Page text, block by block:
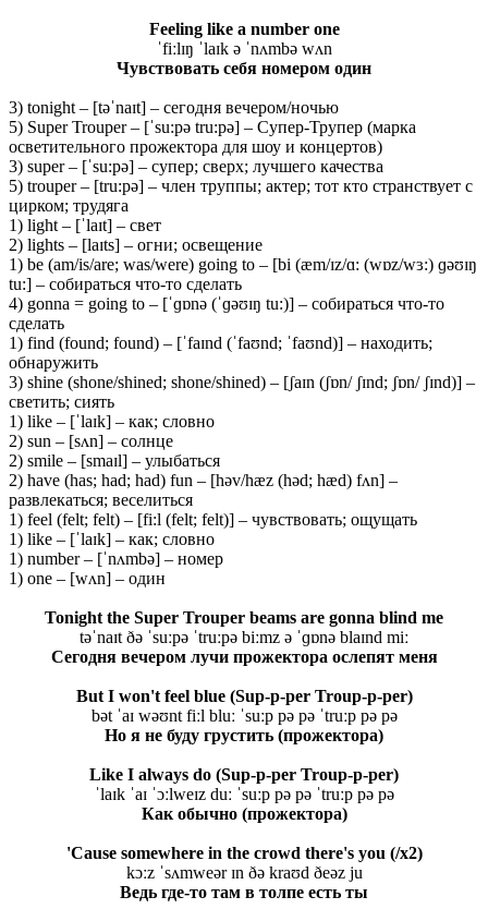
Feeling like a number one
ˈfiːlɪŋ ˈlaɪk ə ˈnʌmbə wʌn
Чувствовать себя номером один
3) tonight – [təˈnaɪt] – сегодня вечером/ночью
5) Super Trouper – [ˈsu:pə tru:pə] – Супер-Трупер (марка
осветительного прожектора для шоу и концертов)
3) super – [ˈsu:pə] – супер; сверх; лучшего качества
5) trouper – [tru:pə] – член труппы; актер; тот кто странствует с
цирком; трудяга
1) light – [ˈlaɪt] – свет
2) lights – [laɪts] – огни; освещение
1) be (am/is/are; was/were) going to – [bi (æm/ɪz/ɑ: (wɒz/wɜ:) ɡəʊɪŋ
tu:] – собираться что-то сделать
4) gonna = going to – [ˈɡɒnə (ˈɡəʊɪŋ tu:)] – собираться что-то
сделать
1) find (found; found) – [ˈfaɪnd (ˈfaʊnd; ˈfaʊnd)] – находить;
обнаружить
3) shine (shone/shined; shone/shined) – [ʃaɪn (ʃɒn/ ʃɪnd; ʃɒn/ ʃɪnd)] –
светить; сиять
1) like – [ˈlaɪk] – как; словно
2) sun – [sʌn] – солнце
2) smile – [smaɪl] – улыбаться
2) have (has; had; had) fun – [həv/hæz (həd; hæd) fʌn] –
развлекаться; веселиться
1) feel (felt; felt) – [fi:l (felt; felt)] – чувствовать; ощущать
1) like – [ˈlaɪk] – как; словно
1) number – [ˈnʌmbə] – номер
1) one – [wʌn] – один
Tonight the Super Trouper beams are gonna blind me
təˈnaɪt ðə ˈsuːpə ˈtruːpə biːmz ə ˈɡɒnə blaɪnd miː
Сегодня вечером лучи прожектора ослепят меня
But I won't feel blue (Sup-p-per Troup-p-per)
bət ˈaɪ wəʊnt fiːl bluː ˈsuːp pə pə ˈtruːp pə pə
Но я не буду грустить (прожектора)
Like I always do (Sup-p-per Troup-p-per)
ˈlaɪk ˈaɪ ˈɔːlweɪz duː ˈsuːp pə pə ˈtruːp pə pə
Как обычно(прожектора)
'Cause somewhere in the crowd there's you (/x2)
kɔːz ˈsʌmweər ɪn ðə kraʊd ðeəz ju
Ведь где-то там в толпе есть ты